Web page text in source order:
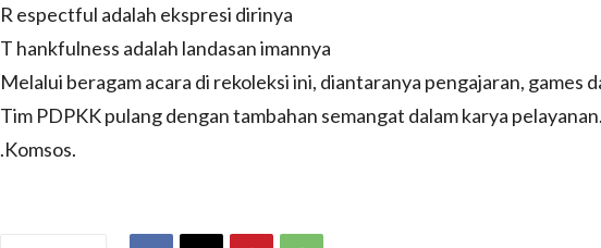
R espectful adalah ekspresi dirinya
T hankfulness adalah landasan imannya
Melalui beragam acara di rekoleksi ini, diantaranya pengajaran, games
Tim PDPKK pulang dengan tambahan semangat dalam karya pelayanan.
.Komsos.